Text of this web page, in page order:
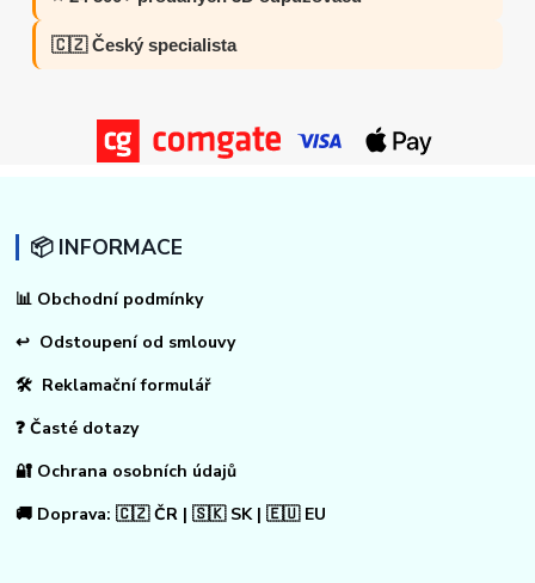
🇨🇿 Český specialista
📦 INFORMACE
📊 Obchodní podmínky
↩ Odstoupení od smlouvy
🛠 Reklamační formulář
❓ Časté dotazy
🔐 Ochrana osobních údajů
🚚 Doprava: 🇨🇿 ČR | 🇸🇰 SK | 🇪🇺 EU